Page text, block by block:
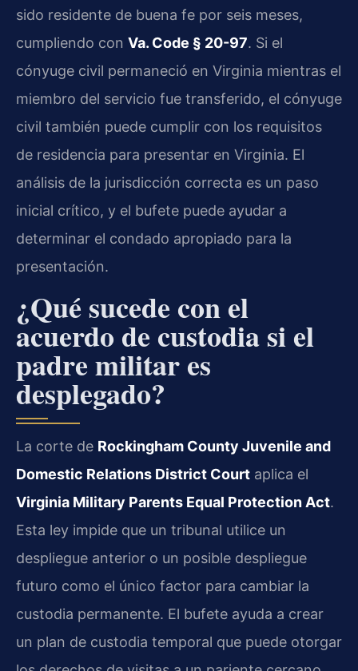
sido residente de buena fe por seis meses,
cumpliendo con Va. Code § 20-97. Si el
cónyuge civil permaneció en Virginia mientras el
miembro del servicio fue transferido, el cónyuge
civil también puede cumplir con los requisitos
de residencia para presentar en Virginia. El
análisis de la jurisdicción correcta es un paso
inicial crítico, y el bufete puede ayudar a
determinar el condado apropiado para la
presentación.
¿Qué sucede con el
acuerdo de custodia si el
padre militar es
desplegado?
La corte de Rockingham County Juvenile and
Domestic Relations District Court aplica el
Virginia Military Parents Equal Protection Act.
Esta ley impide que un tribunal utilice un
despliegue anterior o un posible despliegue
futuro como el único factor para cambiar la
custodia permanente. El bufete ayuda a crear
un plan de custodia temporal que puede otorgar